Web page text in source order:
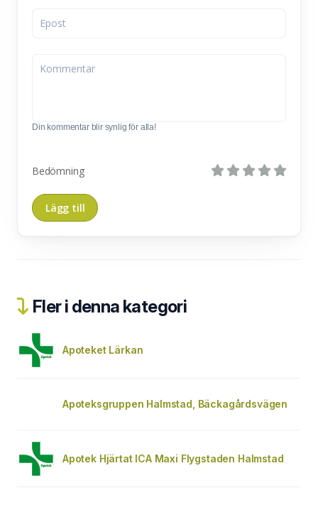
Din kommentar blir synlig för alla!
Bedömning
Fler i denna kategori
Apoteket Lärkan
Apoteksgruppen Halmstad, Bäckagårdsvägen
Apotek Hjärtat ICA Maxi Flygstaden Halmstad